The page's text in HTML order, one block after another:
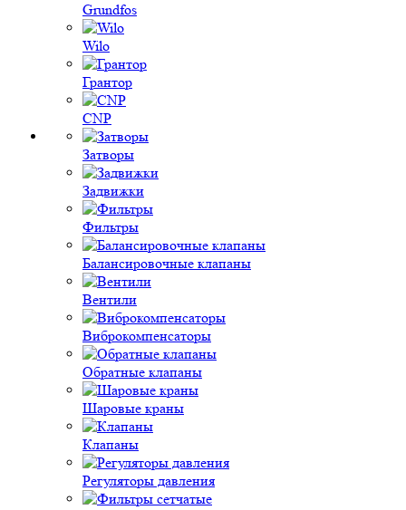
Grundfos
Wilo
Грантор
CNP
Затворы
Задвижки
Фильтры
Балансировочные клапаны
Вентили
Виброкомпенсаторы
Обратные клапаны
Шаровые краны
Клапаны
Регуляторы давления